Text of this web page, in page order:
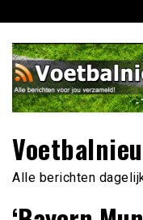
naar
inhoud
Alle berichten